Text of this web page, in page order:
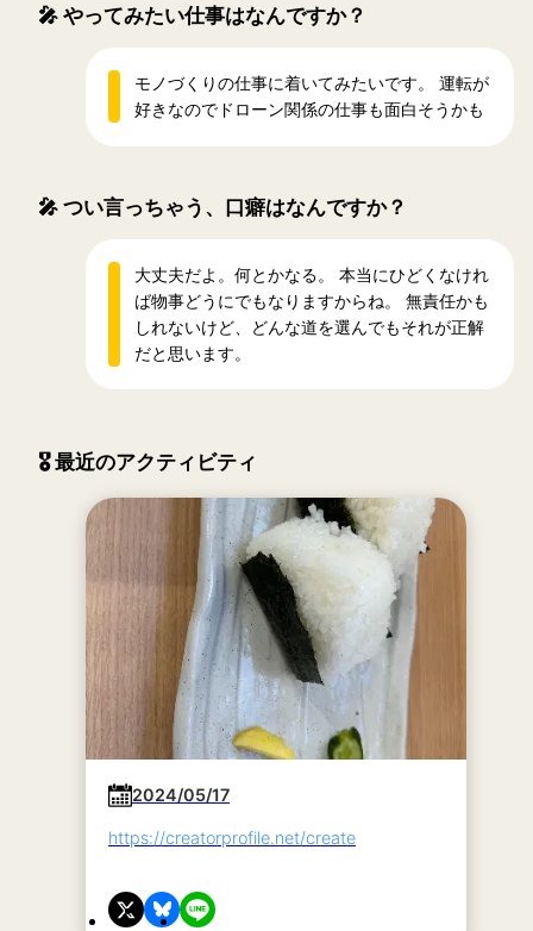
🎤 やってみたい仕事はなんですか？
モノづくりの仕事に着いてみたいです。 運転が
好きなのでドローン関係の仕事も面白そうかも
🎤 つい言っちゃう、口癖はなんですか？
大丈夫だよ。何とかなる。 本当にひどくなけれ
ば物事どうにでもなりますからね。 無責任かも
しれないけど、どんな道を選んでもそれが正解
だと思います。
🎖 最近のアクティビティ
2024/05/17
https://creatorprofile.net/create